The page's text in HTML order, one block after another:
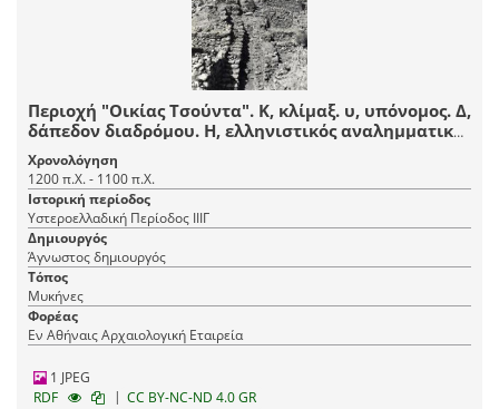
Περιοχή "Οικίας Τσούντα". Κ, κλίμαξ. υ, υπόνομος. Δ,
δάπεδον διαδρόμου. Η, ελληνιστικός αναλημματικός
τοίχος. Ο, κατώφλιον μυκηναϊκόν. ΙΙ, ΙΙΙ, IV, δωμάτια
ΥΕ ΙΙΙΓ.
Χρονολόγηση
1200 π.Χ. - 1100 π.Χ.
Ιστορική περίοδος
Υστεροελλαδική Περίοδος ΙΙΙΓ
Δημιουργός
Άγνωστος δημιουργός
Τόπος
Μυκήνες
Φορέας
Εν Αθήναις Αρχαιολογική Εταιρεία
1 JPEG
RDF
| CC BY-NC-ND 4.0 GR